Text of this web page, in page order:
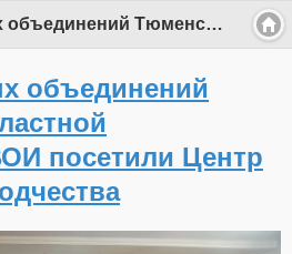
Члены клубных объединений Тюменской областной организации ВОИ посетили Центр деревянного зодчества
объединений
посетили Центр